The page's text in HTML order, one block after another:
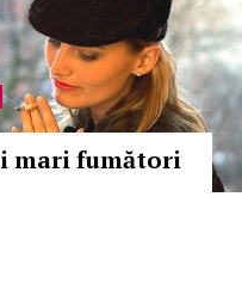
mari fumători